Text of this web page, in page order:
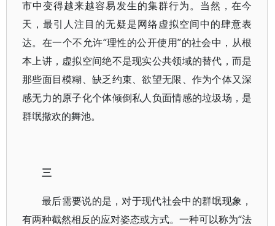
市中变得越来越容易发生的集群行为。当然，在今
天，最引人注目的无疑是网络虚拟空间中的肆意表
达。在一个不允许“理性的公开使用”的社会中，从根
本上讲，虚拟空间绝不是现实公共领域的替代，而是
那些面目模糊、缺乏约束、欲望无限、作为个体又深
感无力的原子化个体倾倒私人负面情感的垃圾场，是
群氓撒欢的舞池。
三
最后需要说的是，对于现代社会中的群氓现象，
有两种截然相反的应对姿态或方式。一种可以称为“法